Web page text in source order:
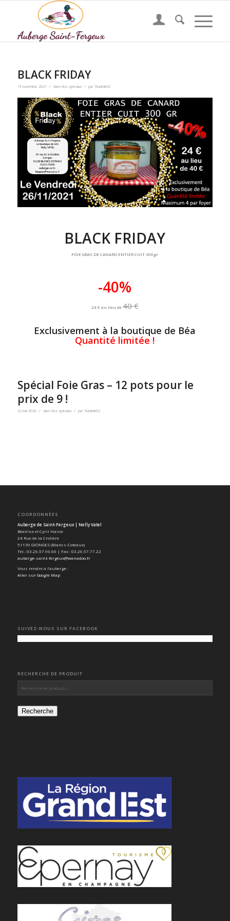
BLACK FRIDAY
19 novembre 2021 / dans Nos spéciaux / par 18admin02
BLACK FRIDAY
FOIE GRAS DE CANARD ENTIER CUIT 300gr
-40%
24 € au lieu de40 €
Exclusivement à la boutique de Béa
Quantité limitée !
Spécial Foie Gras – 12 pots pour le
prix de 9 !
22 mai 2020 / dans Nos spéciaux / par 18admin02
COORDONNÉES
Auberge de Saint-Fergeux | Nelly Vatel
Béatrice et Cyril Haine
24 Rue de la Crolière
51130 GIONGES (Blancs-Coteaux)
Tél.: 03.26.57.90.60 | Fax : 03.26.57.77.22
auberge-saint-fergeux@wanadoo.fr
Vous rendre à l’auberge :
Aller sur Google Map
SUIVEZ-NOUS SUR FACEBOOK
RECHERCHE DE PRODUIT
Recherche